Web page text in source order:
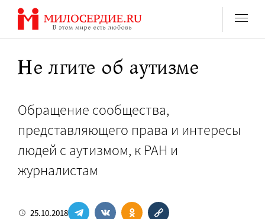
Перейти
содержанию
Не лгите об аутизме
Обращение сообщества,
представляющего права и интересы
людей с аутизмом, к РАН и
журналистам
25.10.2018